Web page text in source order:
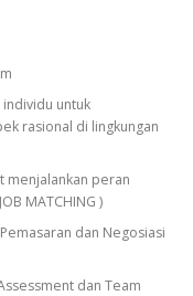
untuk
rasional di lingkungan
menjalankan peran
MATCHING )
dan Negosiasi
dan Team